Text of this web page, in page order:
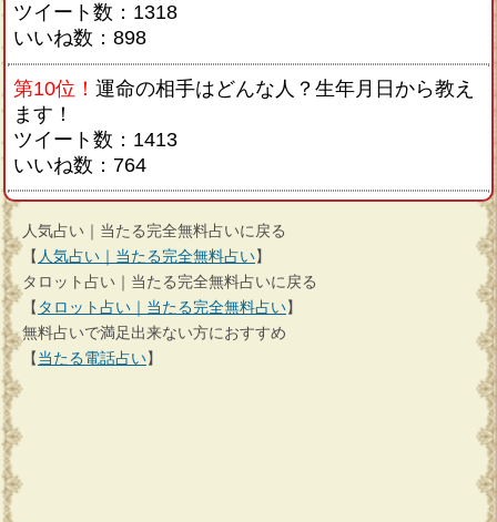
ツイート数：1318
いいね数：898
第10位！ 運命の相手はどんな人？生年月日から教え
ます！
ツイート数：1413
いいね数：764
人気占い｜当たる完全無料占いに戻る
【 人気占い｜当たる完全無料占い】
タロット占い｜当たる完全無料占いに戻る
【 タロット占い｜当たる完全無料占い】
無料占いで満足出来ない方におすすめ
【当たる電話占い】